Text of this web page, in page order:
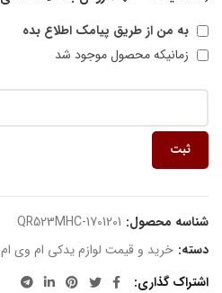
به من از طریق پیامک اطلاع بده
زمانیکه محصول موجود شد
ثبت
شناسه محصول: QR523MHC-1701201
دسته: خرید و قیمت لوازم یدکی ام وی ام x33
اشتراک گذاری